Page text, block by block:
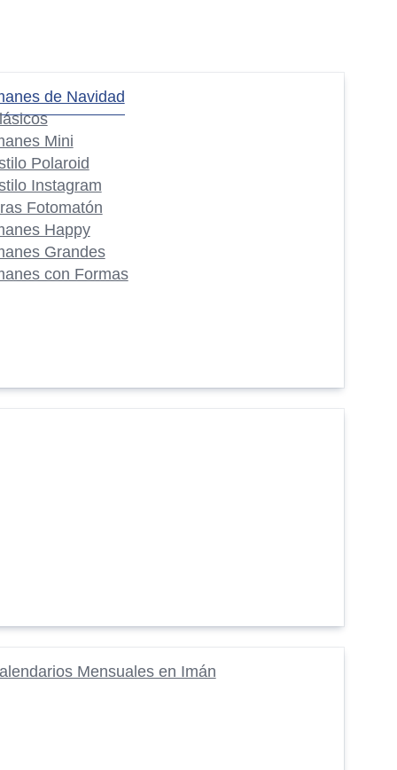
de Navidad
Mini
Polaroid
Instagram
Fotomatón
Happy
Grandes
con Formas
Mensuales en Imán